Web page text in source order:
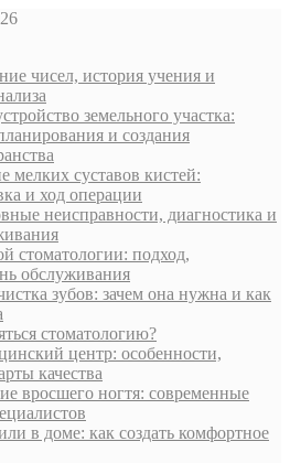
чисел, история учения и
земельного участка:
и создания
мелких суставов кистей:
и ход операции
неисправности, диагностика и
стоматологии: подход,
обслуживания
зубов: зачем она нужна и как
стоматологию?
центр: особенности,
качества
вросшего ногтя: современные
в доме: как создать комфортное